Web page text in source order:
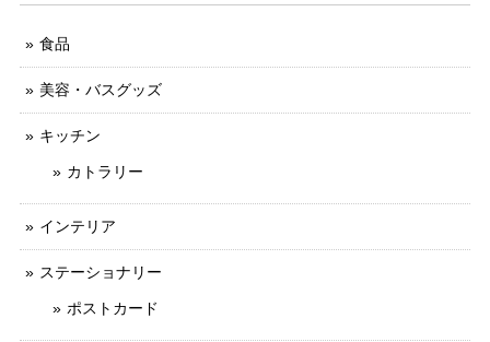
食品
美容・バスグッズ
キッチン
カトラリー
インテリア
ステーショナリー
ポストカード